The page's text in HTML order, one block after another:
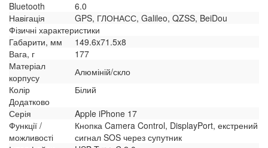
Bluetooth
6.0
Навігація
GPS, ГЛОНАСС, Galileo, QZSS, BeiDou
Фізичні характеристики
Габарити, мм
149.6x71.5x8
Вага, г
177
Матеріал
корпусу
Алюміній/скло
Колір
Білий
Додатково
Серія
Apple iPhone 17
Функції /
можливості
Кнопка Camera Control, DisplayPort, екстрений
сигнал SOS через супутник